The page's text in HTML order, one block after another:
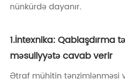
nünkürdə dayanır.
1.İntexnika: Qablaşdırma
məsuliyyətə cavab verir
Ətraf mühitin tənzimlənməsi